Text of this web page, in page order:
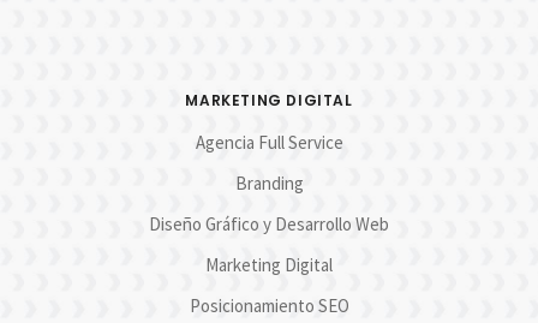
MARKETING DIGITAL
Agencia Full Service
Branding
Diseño Gráfico y Desarrollo Web
Marketing Digital
Posicionamiento SEO